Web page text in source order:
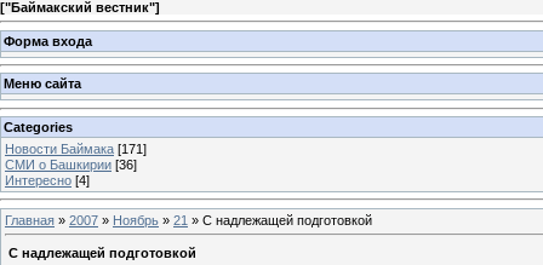
["Баймакский вестник"]
Форма входа
Меню сайта
Categories
Новости Баймака [171]
СМИ о Башкирии [36]
Интересно [4]
Главная » 2007 » Ноябрь » 21 » С надлежащей подготовкой
С надлежащей подготовкой